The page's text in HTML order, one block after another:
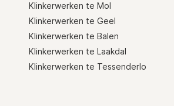
Klinkerwerken te Mol
Klinkerwerken te Geel
Klinkerwerken te Balen
Klinkerwerken te Laakdal
Klinkerwerken te Tessenderlo